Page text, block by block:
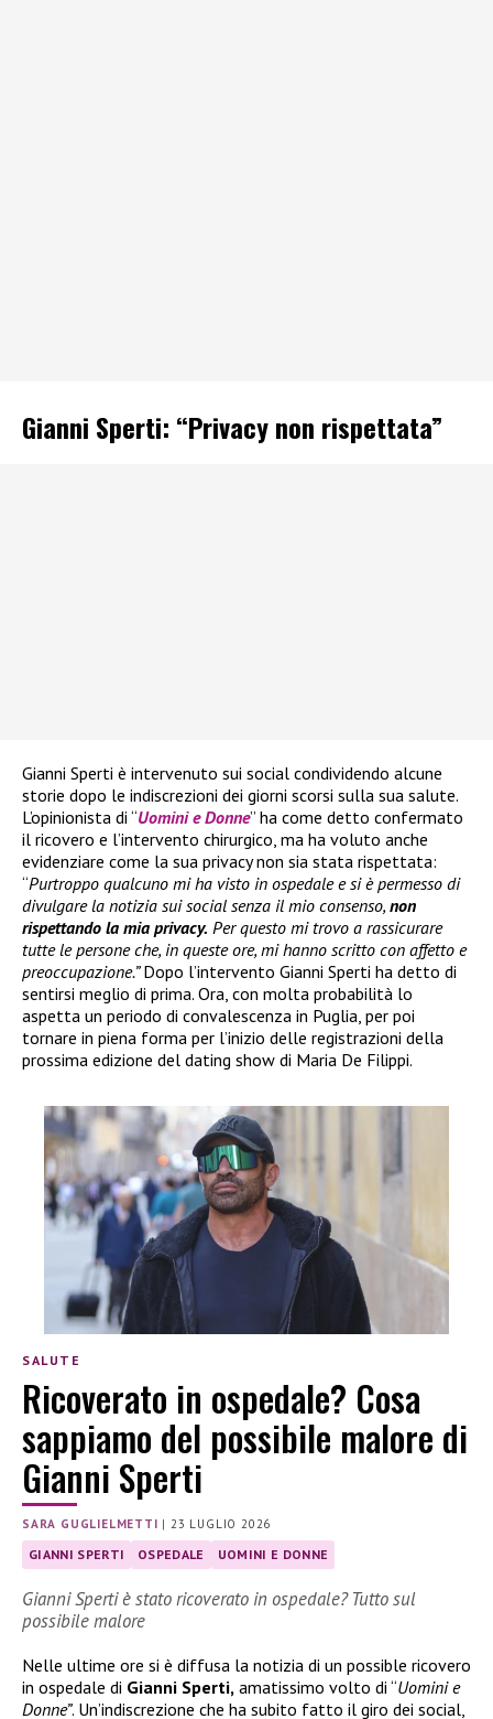
Gianni Sperti: “Privacy non rispettata”
Gianni Sperti è intervenuto sui social condividendo alcune
storie dopo le indiscrezioni dei giorni scorsi sulla sua salute.
L’opinionista di “Uomini e Donne” ha come detto confermato
il ricovero e l’intervento chirurgico, ma ha voluto anche
evidenziare come la sua privacy non sia stata rispettata:
“Purtroppo qualcuno mi ha visto in ospedale e si è permesso di
divulgare la notizia sui social senza il mio consenso, non
rispettando la mia privacy. Per questo mi trovo a rassicurare
tutte le persone che, in queste ore, mi hanno scritto con affetto e
preoccupazione.”Dopo l’intervento Gianni Sperti ha detto di
sentirsi meglio di prima. Ora, con molta probabilità lo
aspetta un periodo di convalescenza in Puglia, per poi
tornare in piena forma per l’inizio delle registrazioni della
prossima edizione del dating show di Maria De Filippi.
SALUTE
Ricoverato in ospedale? Cosa
sappiamo del possibile malore di
Gianni Sperti
SARA GUGLIELMETTI |23 LUGLIO 2026
GIANNI SPERTI OSPEDALE UOMINI E DONNE
Gianni Sperti è stato ricoverato in ospedale? Tutto sul
possibile malore
Nelle ultime ore si è diffusa la notizia di un possible ricovero
in ospedale di Gianni Sperti, amatissimo volto di “Uomini e
Donne”. Un’indiscrezione che ha subito fatto il giro dei social,